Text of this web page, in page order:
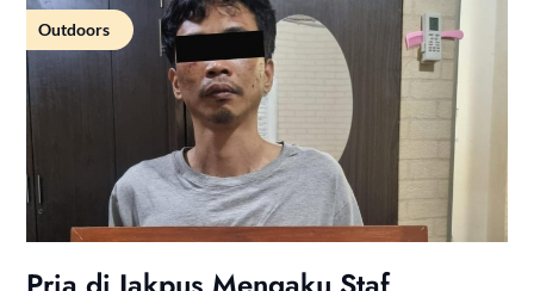
Outdoors